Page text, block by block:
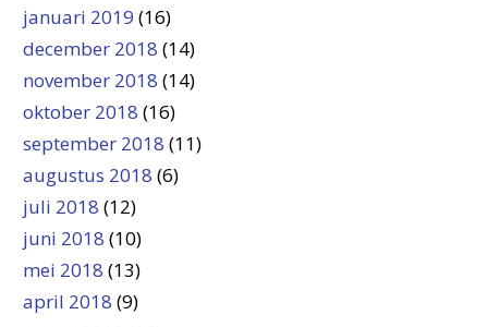
januari 2019 (16)
december 2018 (14)
november 2018 (14)
oktober 2018 (16)
september 2018 (11)
augustus 2018 (6)
juli 2018 (12)
juni 2018 (10)
mei 2018 (13)
april 2018 (9)